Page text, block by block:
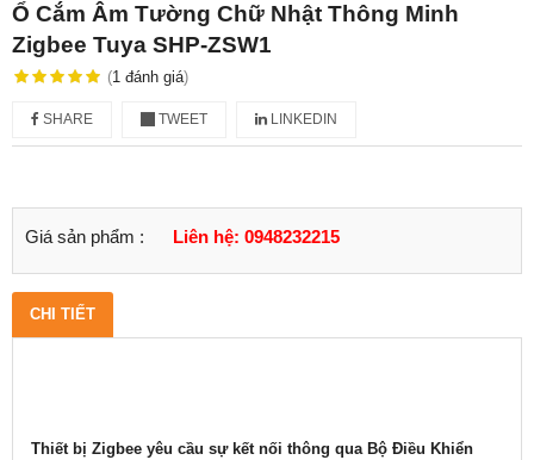
Ổ Cắm Âm Tường Chữ Nhật Thông Minh
Zigbee Tuya SHP-ZSW1
(1 đánh giá)
SHARE TWEET LINKEDIN
Giá sản phẩm : Liên hệ: 0948232215
CHI TIẾT
Thiết bị Zigbee yêu cầu sự kết nối thông qua Bộ Điều Khiển